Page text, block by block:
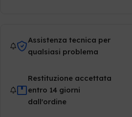
Assistenza tecnica per
qualsiasi problema
Restituzione accettata
entro 14 giorni
dall'ordine